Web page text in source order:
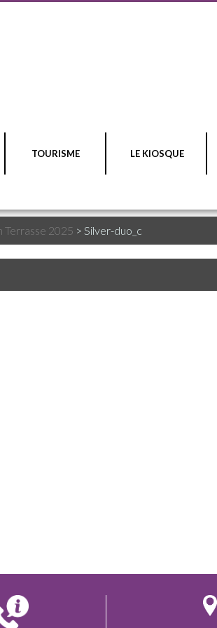
TOURISME LE KIOSQUE
Terrasse 2025 > Silver-duo_c